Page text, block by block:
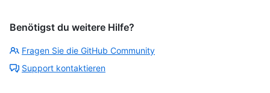
Benötigst du weitere Hilfe?
Fragen Sie die GitHub Community
Support kontaktieren